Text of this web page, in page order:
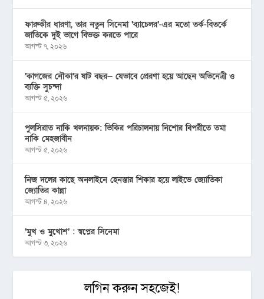
ফারুকীর ধারণা, তার নতুন সিনেমা ‘ব্যাচেলর’-এর মতো তর্ক-বিতর্কে
জাতিকে দুই ভাগে বিভক্ত করতে পারে
আগস্ট ৭, ২০২৬
‘কাগজের নৌকা’র ষাট বছর— যেভাবে প্রেরণা হয়ে আছেন অভিনেত্রী ও
ব্যক্তি সুচন্দা
আগস্ট ৫, ২০২৬
পুলসিরাত নাকি খলনায়ক: ভিকির পরিচালনায় নিশোর বিপরীতে তমা
নাকি মেহজাবীন
আগস্ট ৫, ২০২৬
নিজ দলের কাছে অনলাইনে হেনস্তার শিকার হয়ে লাইভে জ্যোতিকা
জ্যোতির কান্না
আগস্ট ৪, ২০২৬
‘মুখ ও মু্খোশ’ : স্বপ্নের সিনেমা
আগস্ট ৩, ২০২৬
লগিন করুন সহজেই!